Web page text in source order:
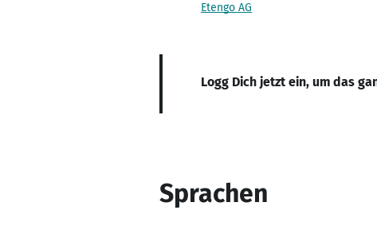
Etengo AG
Logg Dich jetzt ein, um das
Sprachen